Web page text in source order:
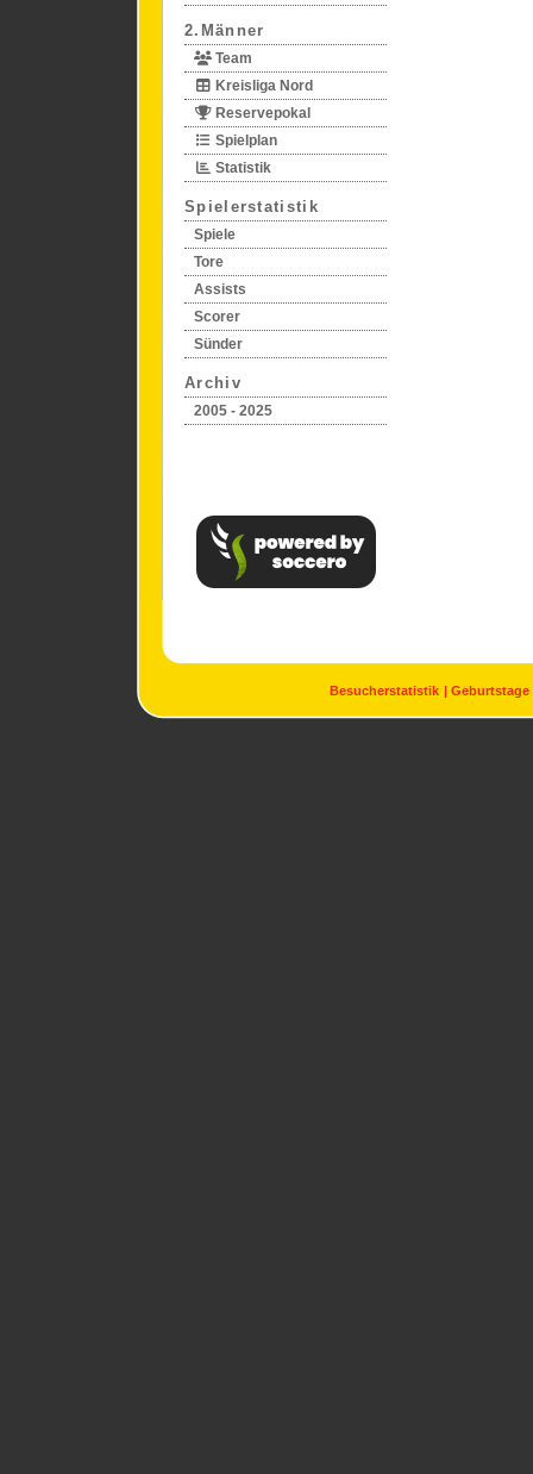
2.Männer
Team
Kreisliga Nord
Reservepokal
Spielplan
Statistik
Spielerstatistik
Spiele
Tore
Assists
Scorer
Sünder
Archiv
2005 - 2025
Besucherstatistik Geburtstage